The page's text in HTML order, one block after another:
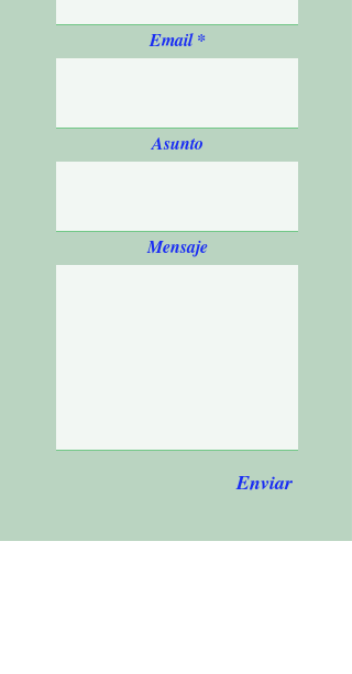
Email
Asunto
Mensaje
Enviar